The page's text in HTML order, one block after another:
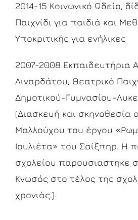
2014-15 Κοινωνικό Ωδείο,
Παιχνίδι για παιδιά και
Υποκριτικής για ενήλικες
2007-2008 Εκπαιδευτήρια
Λιναρδάτου, Θεατρικό
Δημοτικού-Γυμνασίου-
(Διασκευή και σκηνοθεσία
Μαλλούχου του έργου
Ιουλιέτα» του Σαίξπηρ. Η
σχολείου παρουσιαστηκε
Κνωσός στο τέλος της
χρονιάς.)